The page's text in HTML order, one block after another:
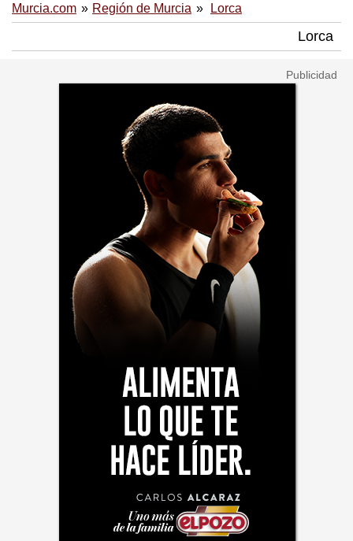
Murcia.com Región de Murcia Lorca
Lorca